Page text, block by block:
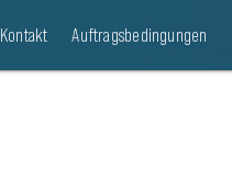
Kontakt Auftragsbedingungen